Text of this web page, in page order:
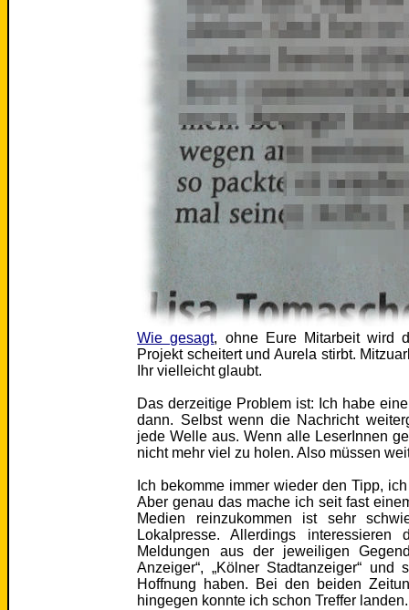
Wie gesagt, ohne Eure Mitarbeit wird
Projekt scheitert und Aurela stirbt.
Ihr vielleicht glaubt.
Das derzeitige Problem ist: Ich habe
dann. Selbst wenn die Nachricht
jede Welle aus. Wenn alle LeserInnen
nicht mehr viel zu holen. Also müssen
Ich bekomme immer wieder den Tipp,
Aber genau das mache ich seit fast
Medien reinzukommen ist sehr
Lokalpresse. Allerdings
Meldungen aus der jeweiligen
Anzeiger“, „Kölner Stadtanzeiger“
Hoffnung haben. Bei den beiden
hingegen konnte ich schon Treffer landen.